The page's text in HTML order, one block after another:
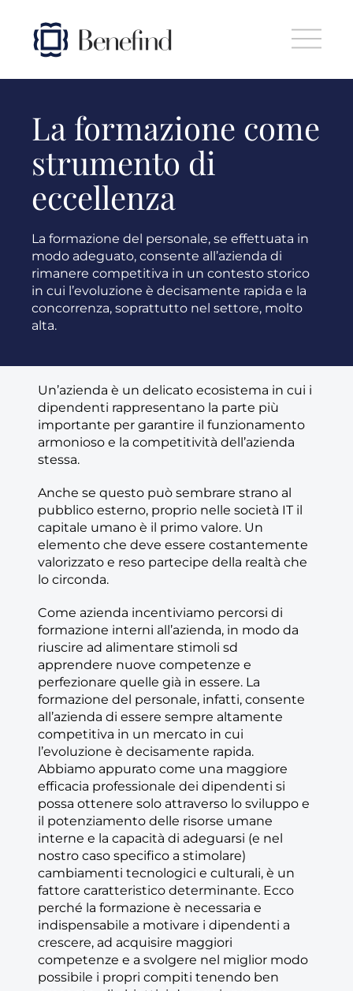
Skip to main content
La formazione come
strumento di
eccellenza
La formazione del personale, se effettuata in
modo adeguato, consente all’azienda di
rimanere competitiva in un contesto storico
in cui l’evoluzione è decisamente rapida e la
concorrenza, soprattutto nel settore, molto
alta.
Un’azienda è un delicato ecosistema in cui i
dipendenti rappresentano la parte più
importante per garantire il funzionamento
armonioso e la competitività dell’azienda
stessa.
Anche se questo può sembrare strano al
pubblico esterno, proprio nelle società IT il
capitale umano è il primo valore. Un
elemento che deve essere costantemente
valorizzato e reso partecipe della realtà che
lo circonda.
Come azienda incentiviamo percorsi di
formazione interni all’azienda, in modo da
riuscire ad alimentare stimoli sd
apprendere nuove competenze e
perfezionare quelle già in essere. La
formazione del personale, infatti, consente
all’azienda di essere sempre altamente
competitiva in un mercato in cui
l’evoluzione è decisamente rapida.
Abbiamo appurato come una maggiore
efficacia professionale dei dipendenti si
possa ottenere solo attraverso lo sviluppo e
il potenziamento delle risorse umane
interne e la capacità di adeguarsi (e nel
nostro caso specifico a stimolare)
cambiamenti tecnologici e culturali, è un
fattore caratteristico determinante. Ecco
perché la formazione è necessaria e
indispensabile a motivare i dipendenti a
crescere, ad acquisire maggiori
competenze e a svolgere nel miglior modo
possibile i propri compiti tenendo ben